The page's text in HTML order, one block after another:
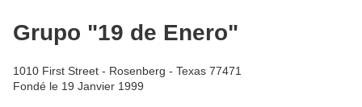
Grupo "19 de Enero"
1010 First Street - Rosenberg - Texas 77471
Fondé le 19 Janvier 1999